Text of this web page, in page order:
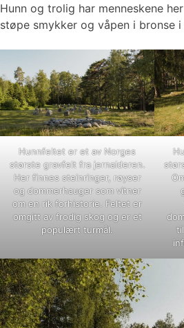
Hunn og trolig har menneskene
støpe smykker og våpen i bronse
Hunnfeltet er et av Norges
største gravfelt fra jernalderen.
Her finnes steinringer, røyser
og dommerhauger som vitner
om en rik forhistorie. Feltet er
omgitt av frodig skog og er et
populært turmål.